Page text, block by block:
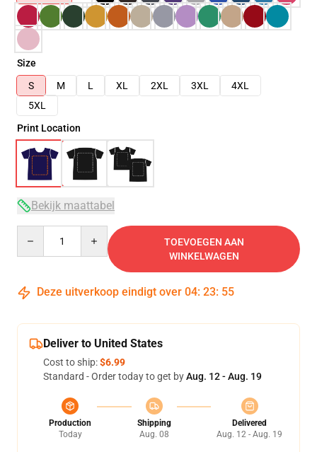
Size
S
M L XL 2XL 3XL
4XL
5XL
Print Location
Bekijk maattabel
TOEVOEGEN AAN
WINKELWAGEN
Deze uitverkoop eindigt over 04: 23: 54
Deliver to United States
Cost to ship:$6.99
Standard - Order today to get byAug. 12 - Aug. 19
Production
Today
Shipping
Aug. 08
Delivered
Aug. 12 - Aug. 19